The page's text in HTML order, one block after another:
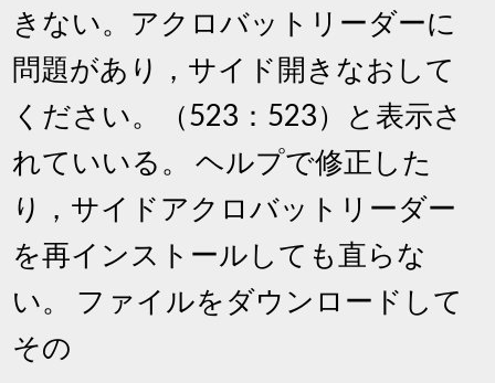
きない。アクロバットリーダーに
問題があり，サイド開きなおして
ください。（523：523）と表示さ
れていいる。 ヘルプで修正した
り，サイドアクロバットリーダー
を再インストールしても直らな
い。 ファイルをダウンロードして
その